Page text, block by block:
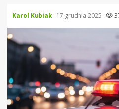
Karol Kubiak 17 grudnia 2025